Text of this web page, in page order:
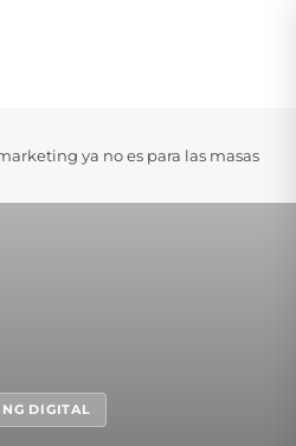
ya no es para las masas
DIGITAL